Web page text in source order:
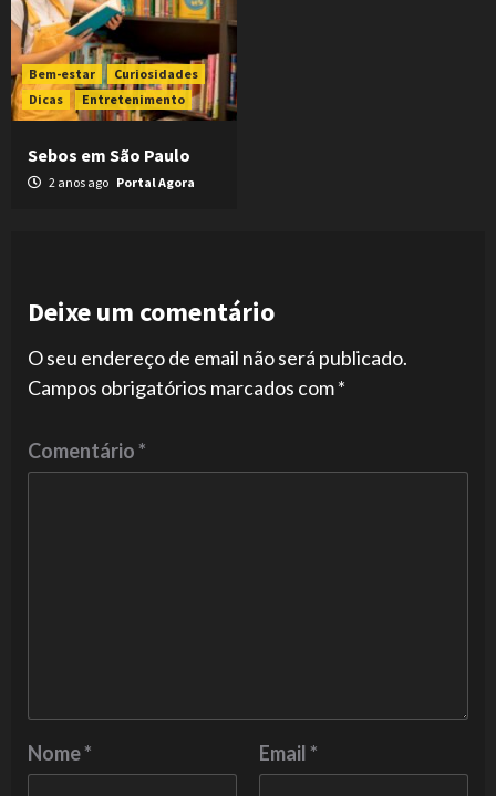
Bem-estar
Curiosidades
Dicas
Entretenimento
Sebos em São Paulo
2 anos ago Portal Agora
Deixe um comentário
O seu endereço de email não será publicado.
Campos obrigatórios marcados com*
Comentário*
Nome* Email*